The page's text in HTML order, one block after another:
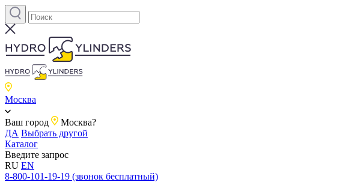
Москва
Ваш город
Москва?
ДА Выбрать другой
Каталог
Введите запрос
RU EN
8-800-101-19-19 (звонок бесплатный)